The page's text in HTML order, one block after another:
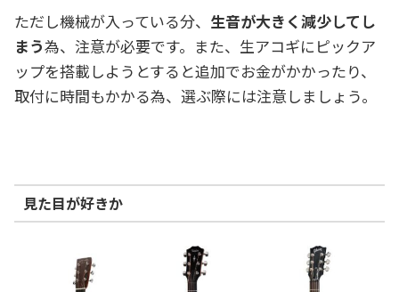
ただし機械が入っている分、 生音が大きく減少してし
まう為、注意が必要です。また、生アコギにピックア
ップを搭載しようとすると追加でお金がかかったり、
取付に時間もかかる為、選ぶ際には注意しましょう。
見た目が好きか